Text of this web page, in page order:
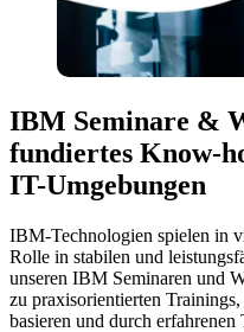
IBM Seminare &
fundiertes Know-
IT-Umgebungen
IBM-Technologien spielen in
Rolle in stabilen und
unseren IBM Seminaren und
zu praxisorientierten
basieren und durch